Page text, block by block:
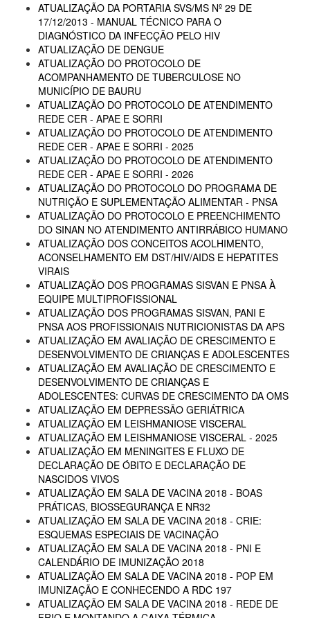
ATUALIZAÇÃO DA PORTARIA SVS/MS Nº 29 DE
17/12/2013 - MANUAL TÉCNICO PARA O
DIAGNÓSTICO DA INFECÇÃO PELO HIV
ATUALIZAÇÃO DE DENGUE
ATUALIZAÇÃO DO PROTOCOLO DE
ACOMPANHAMENTO DE TUBERCULOSE NO
MUNICÍPIO DE BAURU
ATUALIZAÇÃO DO PROTOCOLO DE ATENDIMENTO
REDE CER - APAE E SORRI
ATUALIZAÇÃO DO PROTOCOLO DE ATENDIMENTO
REDE CER - APAE E SORRI - 2025
ATUALIZAÇÃO DO PROTOCOLO DE ATENDIMENTO
REDE CER - APAE E SORRI - 2026
ATUALIZAÇÃO DO PROTOCOLO DO PROGRAMA DE
NUTRIÇÃO E SUPLEMENTAÇÃO ALIMENTAR - PNSA
ATUALIZAÇÃO DO PROTOCOLO E PREENCHIMENTO
DO SINAN NO ATENDIMENTO ANTIRRÁBICO HUMANO
ATUALIZAÇÃO DOS CONCEITOS ACOLHIMENTO,
ACONSELHAMENTO EM DST/HIV/AIDS E HEPATITES
VIRAIS
ATUALIZAÇÃO DOS PROGRAMAS SISVAN E PNSA À
EQUIPE MULTIPROFISSIONAL
ATUALIZAÇÃO DOS PROGRAMAS SISVAN, PANI E
PNSA AOS PROFISSIONAIS NUTRICIONISTAS DA APS
ATUALIZAÇÃO EM AVALIAÇÃO DE CRESCIMENTO E
DESENVOLVIMENTO DE CRIANÇAS E ADOLESCENTES
ATUALIZAÇÃO EM AVALIAÇÃO DE CRESCIMENTO E
DESENVOLVIMENTO DE CRIANÇAS E
ADOLESCENTES: CURVAS DE CRESCIMENTO DA OMS
ATUALIZAÇÃO EM DEPRESSÃO GERIÁTRICA
ATUALIZAÇÃO EM LEISHMANIOSE VISCERAL
ATUALIZAÇÃO EM LEISHMANIOSE VISCERAL - 2025
ATUALIZAÇÃO EM MENINGITES E FLUXO DE
DECLARAÇÃO DE ÓBITO E DECLARAÇÃO DE
NASCIDOS VIVOS
ATUALIZAÇÃO EM SALA DE VACINA 2018 - BOAS
PRÁTICAS, BIOSSEGURANÇA E NR32
ATUALIZAÇÃO EM SALA DE VACINA 2018 - CRIE:
ESQUEMAS ESPECIAIS DE VACINAÇÃO
ATUALIZAÇÃO EM SALA DE VACINA 2018 - PNI E
CALENDÁRIO DE IMUNIZAÇÃO 2018
ATUALIZAÇÃO EM SALA DE VACINA 2018 - POP EM
IMUNIZAÇÃO E CONHECENDO A RDC 197
ATUALIZAÇÃO EM SALA DE VACINA 2018 - REDE DE